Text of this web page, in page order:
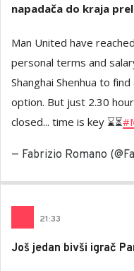
napadača do kraja
Man United have
personal terms and
Shanghai Shenhua to
option. But just 2.30
closed... time is key ⌛️⏳
— Fabrizio Romano
21:33
Još jedan bivši igrač